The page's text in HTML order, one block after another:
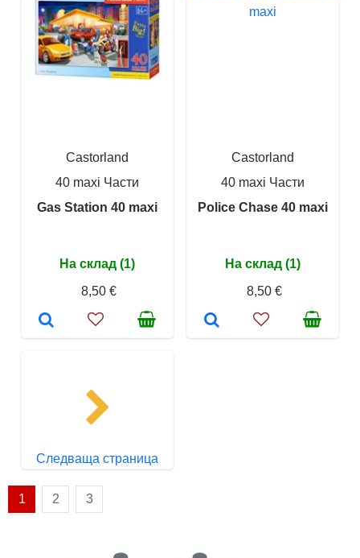
Castorland
40 maxi Части
Gas Station 40 maxi
На склад (1)
8,50 €
Castorland
40 maxi Части
Police Chase 40 maxi
На склад (1)
8,50 €
Следваща страница
1 2 3